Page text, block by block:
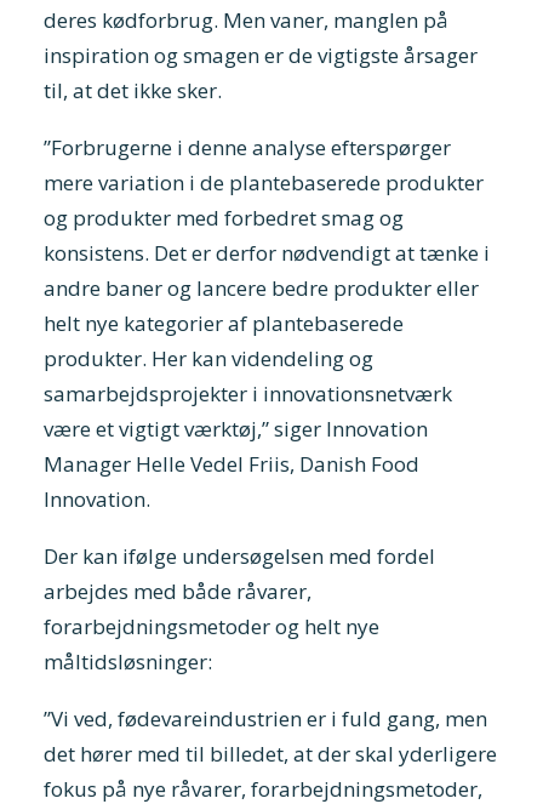
deres kødforbrug. Men vaner, manglen på
inspiration og smagen er de vigtigste årsager
til, at det ikke sker.
”Forbrugerne i denne analyse efterspørger
mere variation i de plantebaserede produkter
og produkter med forbedret smag og
konsistens. Det er derfor nødvendigt at tænke i
andre baner og lancere bedre produkter eller
helt nye kategorier af plantebaserede
produkter. Her kan videndeling og
samarbejdsprojekter i innovationsnetværk
være et vigtigt værktøj,” siger Innovation
Manager Helle Vedel Friis, Danish Food
Innovation.
Der kan ifølge undersøgelsen med fordel
arbejdes med både råvarer,
forarbejdningsmetoder og helt nye
måltidsløsninger:
”Vi ved, fødevareindustrien er i fuld gang, men
det hører med til billedet, at der skal yderligere
fokus på nye råvarer, forarbejdningsmetoder,